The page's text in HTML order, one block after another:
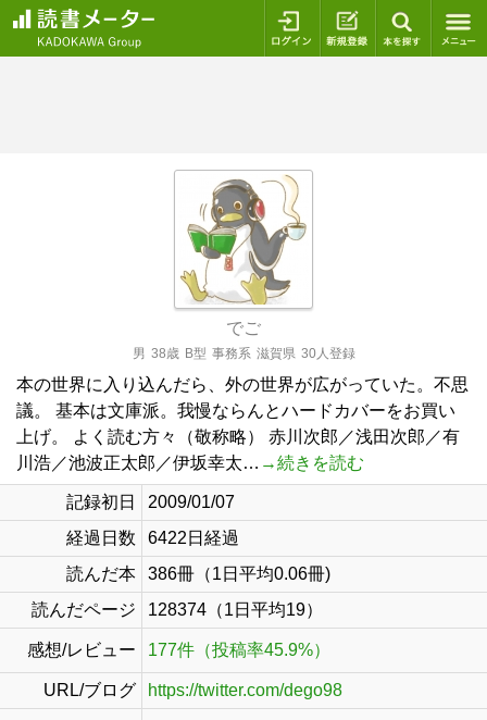
ログイン 新規登録
でご
男 38歳 B型 事務系 滋賀県 30人登録
本の世界に入り込んだら、外の世界が広がっていた。不思
議。 基本は文庫派。我慢ならんとハードカバーをお買い
上げ。 よく読む方々（敬称略） 赤川次郎／浅田次郎／有
川浩／池波正太郎／伊坂幸太… →続きを読む
記録初日
2009/01/07
経過日数
6422日経過
読んだ本
386冊（1日平均0.06冊)
読んだページ
128374（1日平均19）
感想/レビュー 177件（投稿率45.9%）
URL/ブログ https://twitter.com/dego98